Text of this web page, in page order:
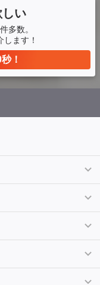
い
多数。
ます！
！
集
スの声
クノロジー